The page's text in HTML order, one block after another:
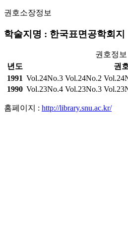
권호소장정보
학술지명 : 한국표면공학회지
권호정보
년도
권
1991 Vol.24No.3 Vol.24No.2
1990 Vol.23No.4 Vol.23No.3
홈페이지 : http://library.snu.ac.kr/